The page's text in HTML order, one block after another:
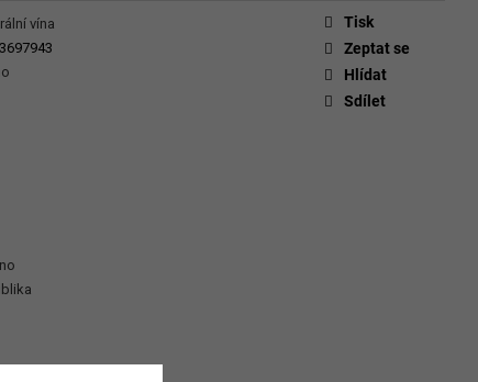
vína
Tisk
Zeptat se
Hlídat
Sdílet